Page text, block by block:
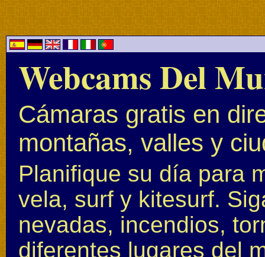
Webcams Del
Cámaras gratis en
montañas, valles y
Planifique su día para
vela, surf y kitesurf.
nevadas, incendios,
diferentes lugares del